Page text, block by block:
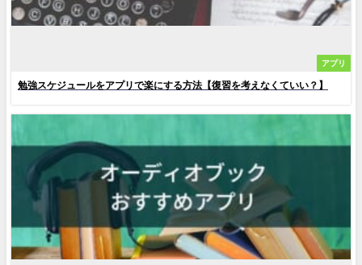
アプリ
勉強スケジュールをアプリで楽にする方法【復習を考えなくていい？】